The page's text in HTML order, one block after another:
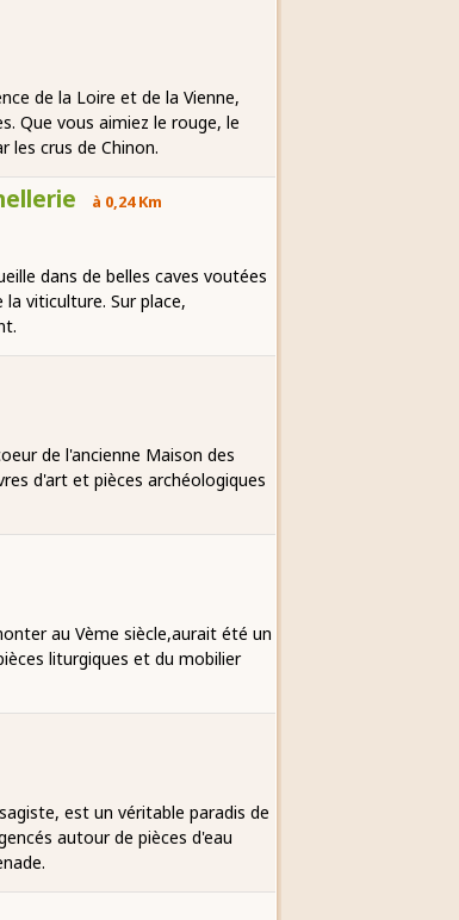
de la Loire et de la Vienne,
Que vous aimiez le rouge, le
les crus de Chinon.
à 0,24 Km
dans de belles caves voutées
viticulture. Sur place,
de l'ancienne Maison des
d'art et pièces archéologiques
au Vème siècle,aurait été un
liturgiques et du mobilier
est un véritable paradis de
autour de pièces d'eau